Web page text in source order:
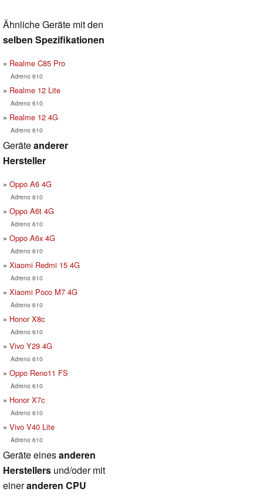
Ähnliche Geräte mit den
selben Spezifikationen
Realme C85 Pro
Adreno 610
Realme 12 Lite
Adreno 610
Realme 12 4G
Adreno 610
Geräteanderer
Hersteller
Oppo A6 4G
Adreno 610
Oppo A6t 4G
Adreno 610
Oppo A6x 4G
Adreno 610
Xiaomi Redmi 15 4G
Adreno 610
Xiaomi Poco M7 4G
Adreno 610
Honor X8c
Adreno 610
Vivo Y29 4G
Adreno 610
Oppo Reno11 FS
Adreno 610
Honor X7c
Adreno 610
Vivo V40 Lite
Adreno 610
Geräte einesanderen
Herstellers und/oder mit
eineranderen CPU